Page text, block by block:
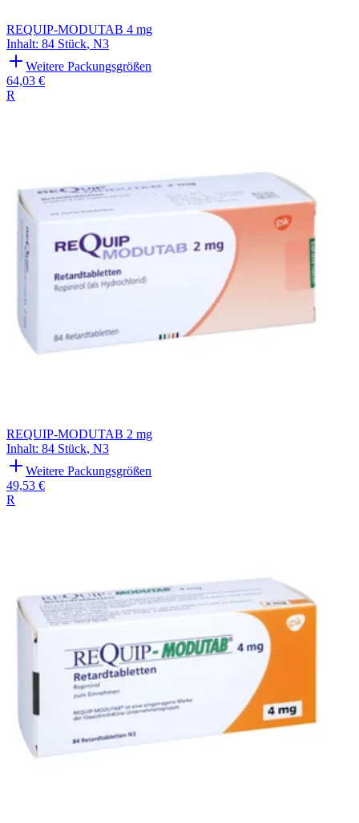
REQUIP-MODUTAB 4 mg
Inhalt: 84 Stück, N3
Weitere Packungsgrößen
64,03 €
R
REQUIP-MODUTAB 2 mg
Inhalt: 84 Stück, N3
Weitere Packungsgrößen
49,53 €
R